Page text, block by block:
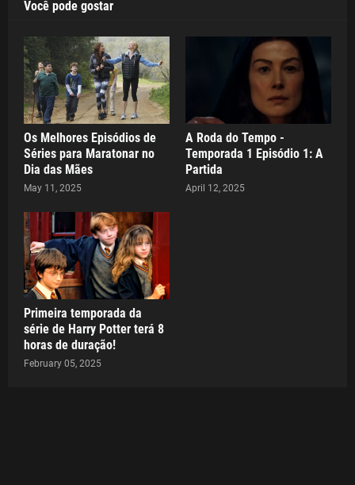
Você pode gostar
Os Melhores Episódios de
Séries para Maratonar no
Dia das Mães
May 11, 2025
A Roda do Tempo -
Temporada 1 Episódio 1: A
Partida
April 12, 2025
Primeira temporada da
série de Harry Potter terá 8
horas de duração!
February 05, 2025